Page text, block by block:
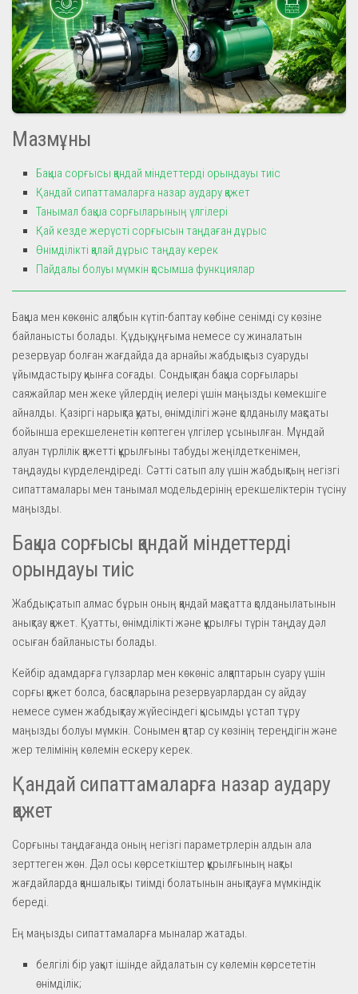
Мазмұны
Бақша сорғысы қандай міндеттерді орындауы тиіс
Қандай сипаттамаларға назар аудару қажет
Танымал бақша сорғыларының үлгілері
Қай кезде жерүсті сорғысын таңдаған дұрыс
Өнімділікті қалай дұрыс таңдау керек
Пайдалы болуы мүмкін қосымша функциялар
Бақша мен көкөніс алқабын күтіп-баптау көбіне сенімді су көзіне
байланысты болады. Құдық, ұңғыма немесе су жиналатын
резервуар болған жағдайда да арнайы жабдықсыз суаруды
ұйымдастыру қиынға соғады. Сондықтан бақша сорғылары
саяжайлар мен жеке үйлердің иелері үшін маңызды көмекшіге
айналды. Қазіргі нарықта қуаты, өнімділігі және қолданылу мақсаты
бойынша ерекшеленетін көптеген үлгілер ұсынылған. Мұндай
алуан түрлілік қажетті құрылғыны табуды жеңілдеткенімен,
таңдауды күрделендіреді. Сәтті сатып алу үшін жабдықтың негізгі
сипаттамалары мен танымал модельдерінің ерекшеліктерін түсіну
маңызды.
Бақша сорғысы қандай міндеттерді
орындауы тиіс
Жабдық сатып алмас бұрын оның қандай мақсатта қолданылатынын
анықтау қажет. Қуатты, өнімділікті және құрылғы түрін таңдау дәл
осыған байланысты болады.
Кейбір адамдарға гүлзарлар мен көкөніс алқаптарын суару үшін
сорғы қажет болса, басқаларына резервуарлардан су айдау
немесе сумен жабдықтау жүйесіндегі қысымды ұстап тұру
маңызды болуы мүмкін. Сонымен қатар су көзінің тереңдігін және
жер телімінің көлемін ескеру керек.
Қандай сипаттамаларға назар аудару
қажет
Сорғыны таңдағанда оның негізгі параметрлерін алдын ала
зерттеген жөн. Дәл осы көрсеткіштер құрылғының нақты
жағдайларда қаншалықты тиімді болатынын анықтауға мүмкіндік
береді.
Ең маңызды сипаттамаларға мыналар жатады.
белгілі бір уақыт ішінде айдалатын су көлемін көрсететін
өнімділік;